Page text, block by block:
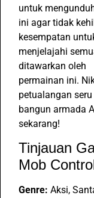
untuk
ini agar tidak
kesempatan
menjelajahi
ditawarkan oleh
permainan ini.
petualangan seru
bangun armada
sekarang!
Tinjauan
Mob
Genre: Aksi,